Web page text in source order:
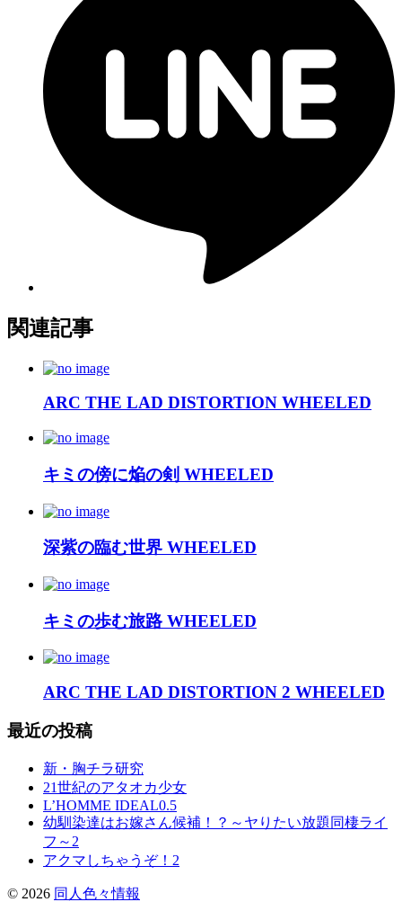
関連記事
ARC THE LAD DISTORTION WHEELED
キミの傍に焔の剣 WHEELED
深紫の臨む世界 WHEELED
キミの歩む旅路 WHEELED
ARC THE LAD DISTORTION 2 WHEELED
最近の投稿
新・胸チラ研究
21世紀のアタオカ少女
L’HOMME IDEAL0.5
幼馴染達はお嫁さん候補！？～ヤりたい放題同棲ライ
フ～2
アクマしちゃうぞ！2
© 2026 同人色々情報